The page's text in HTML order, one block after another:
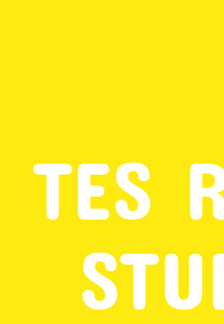
TES